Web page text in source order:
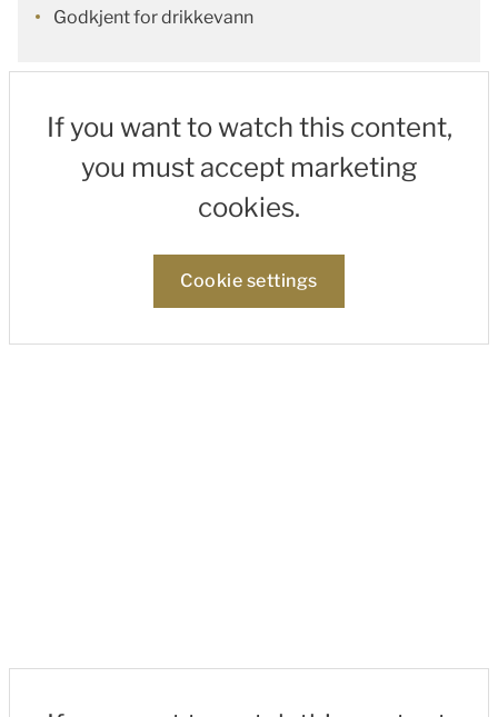
Godkjent for drikkevann
If you want to watch this content,
you must accept marketing
cookies.
Cookie settings